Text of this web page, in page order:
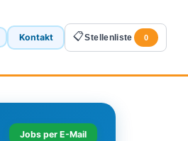
Kontakt 📋Stellenliste 0
Jobs per E-Mail